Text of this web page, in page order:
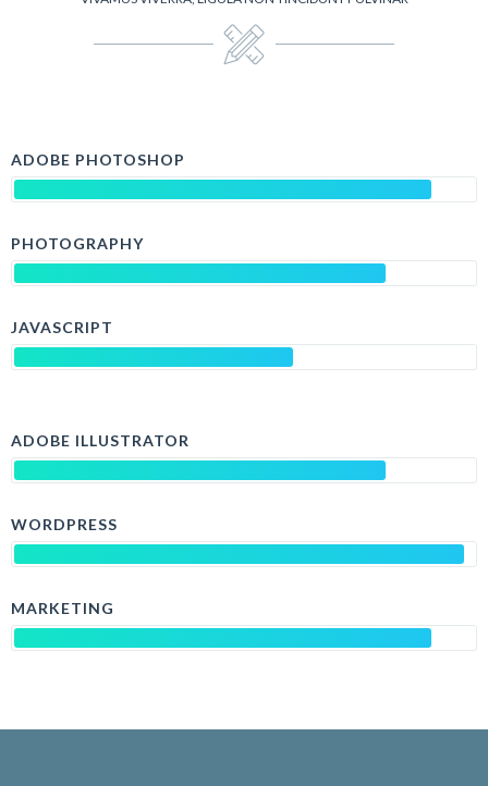
ADOBE PHOTOSHOP
PHOTOGRAPHY
JAVASCRIPT
ADOBE ILLUSTRATOR
WORDPRESS
MARKETING